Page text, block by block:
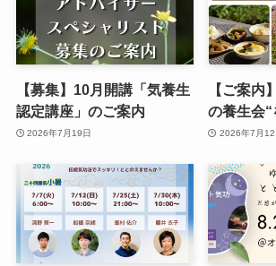
【募集】10月開講「気養生
認定講座」のご案内
2026年7月19日
【ご案内
の養生会
2026年7月12